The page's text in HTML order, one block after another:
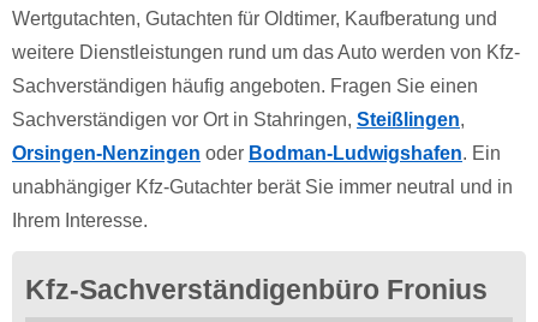
Wertgutachten, Gutachten für Oldtimer, Kaufberatung und
weitere Dienstleistungen rund um das Auto werden von Kfz-
Sachverständigen häufig angeboten. Fragen Sie einen
Sachverständigen vor Ort in Stahringen, Steißlingen,
Orsingen-Nenzingen oder Bodman-Ludwigshafen. Ein
unabhängiger Kfz-Gutachter berät Sie immer neutral und in
Ihrem Interesse.
Kfz-Sachverständigenbüro Fronius